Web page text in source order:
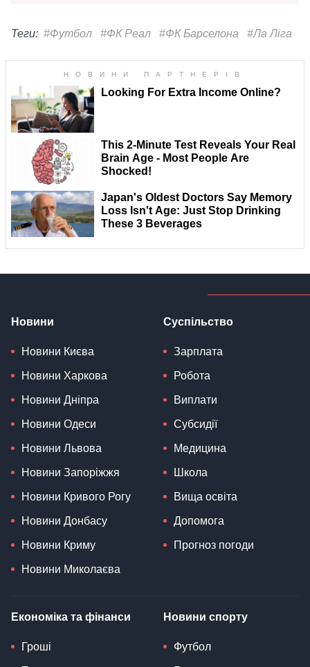
Теги: #Футбол #ФК Реал #ФК Барселона #Ла Ліга
Новини
Новини Києва
Новини Харкова
Новини Дніпра
Новини Одеси
Новини Львова
Новини Запоріжжя
Новини Кривого Рогу
Новини Донбасу
Новини Криму
Новини Миколаєва
Суспільство
Зарплата
Робота
Виплати
Субсидії
Медицина
Школа
Вища освіта
Допомога
Прогноз погоди
Економіка та фінанси
Гроші
Новини спорту
Футбол